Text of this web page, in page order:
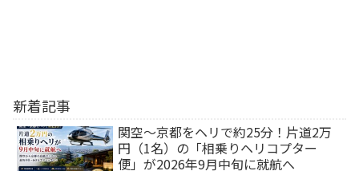
新着記事
関空～京都をヘリで約25分！片道2万
円（1名）の「相乗りヘリコプター
便」が2026年9月中旬に就航へ